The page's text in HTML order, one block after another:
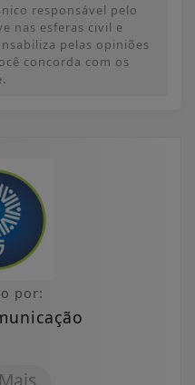
responsável pelo
nas esferas civil e
pelas opiniões
concorda com os
por: